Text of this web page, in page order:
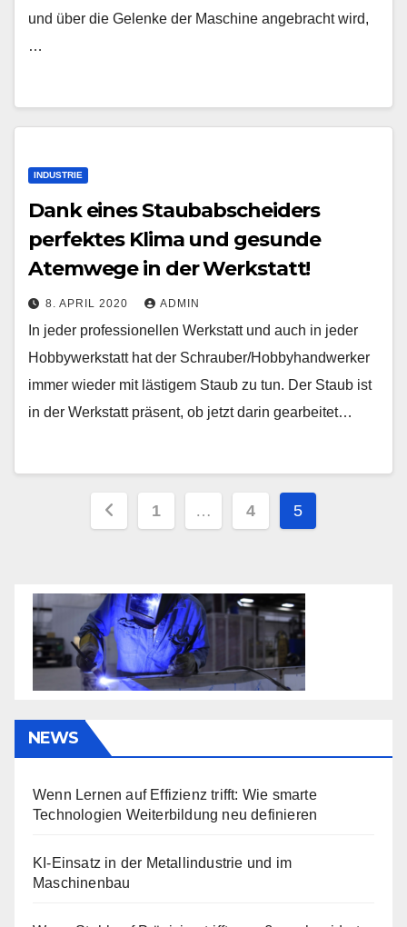
und über die Gelenke der Maschine angebracht wird,
…
INDUSTRIE
Dank eines Staubabscheiders
perfektes Klima und gesunde
Atemwege in der Werkstatt!
8. APRIL 2020 ADMIN
In jeder professionellen Werkstatt und auch in jeder
Hobbywerkstatt hat der Schrauber/Hobbyhandwerker
immer wieder mit lästigem Staub zu tun. Der Staub ist
in der Werkstatt präsent, ob jetzt darin gearbeitet…
Seitennummerierung
Beiträge
1 … 4 5
NEWS
Wenn Lernen auf Effizienz trifft: Wie smarte
Technologien Weiterbildung neu definieren
KI-Einsatz in der Metallindustrie und im
Maschinenbau